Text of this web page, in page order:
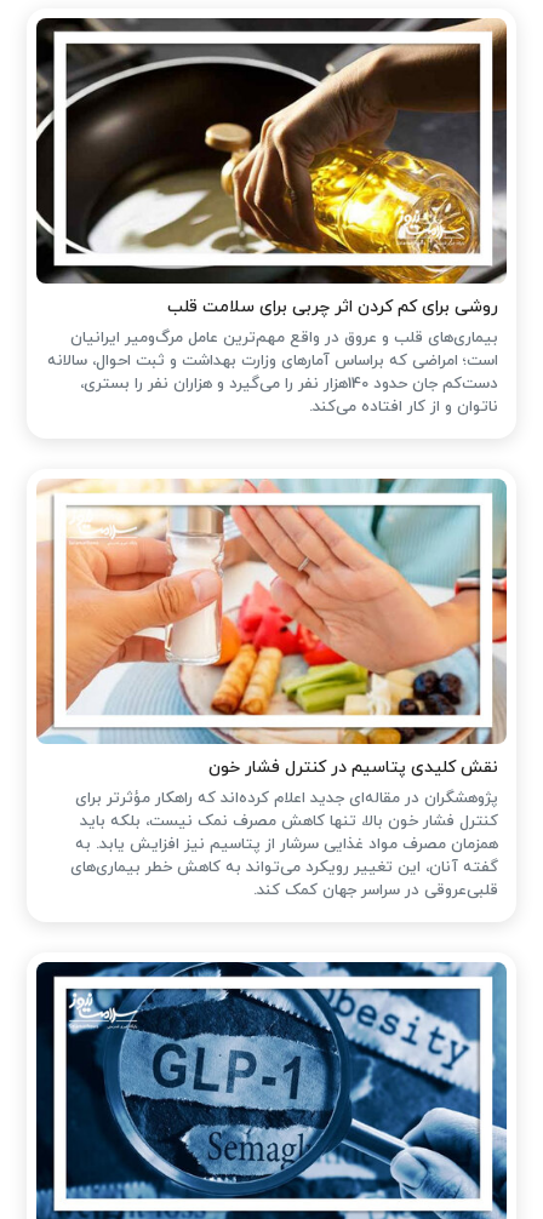
روشی برای کم کردن اثر چربی برای سلامت قلب
بیماری‌های قلب و عروق در واقع مهم‌ترین عامل مرگ‌ومیر ایرانیان
است؛ امراضی که براساس آمارهای وزارت بهداشت و ثبت احوال، سالانه
دست‌کم جان حدود 140هزار نفر را می‌گیرد و هزاران نفر را بستری،
ناتوان و از کار افتاده می‌کند.
نقش کلیدی پتاسیم در کنترل فشار خون
پژوهشگران در مقاله‌ای جدید اعلام کرده‌اند که راهکار مؤثرتر برای
کنترل فشار خون بالا، تنها کاهش مصرف نمک نیست، بلکه باید
همزمان مصرف مواد غذایی سرشار از پتاسیم نیز افزایش یابد. به
گفته آنان، این تغییر رویکرد می‌تواند به کاهش خطر بیماری‌های
قلبی‌عروقی در سراسر جهان کمک کند.